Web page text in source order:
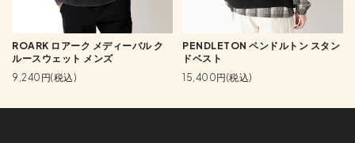
ROARK ロアーク メディーバル ク
ルースウェット メンズ
9,240円(税込)
PENDLETON ペンドルトン スタン
ドベスト
15,400円(税込)